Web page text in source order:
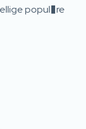
popul�re